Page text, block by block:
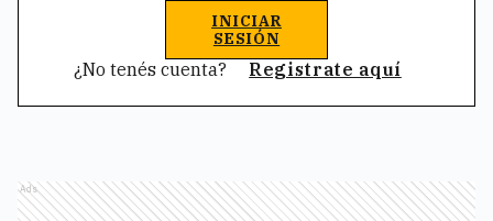
INICIAR
SESIÓN
¿No tenés cuenta? Registrate aquí
Ads